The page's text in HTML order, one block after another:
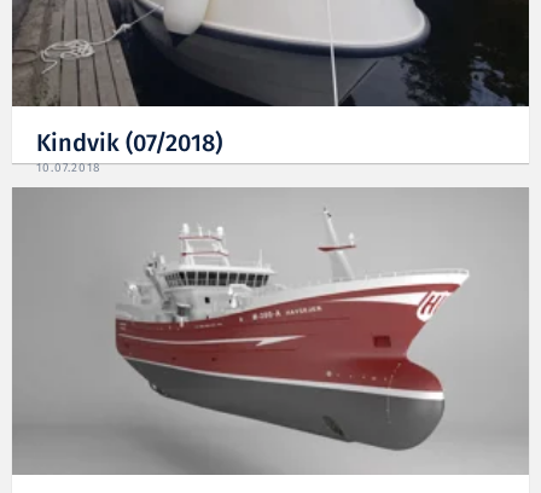
Kindvik (07/2018)
10.07.2018